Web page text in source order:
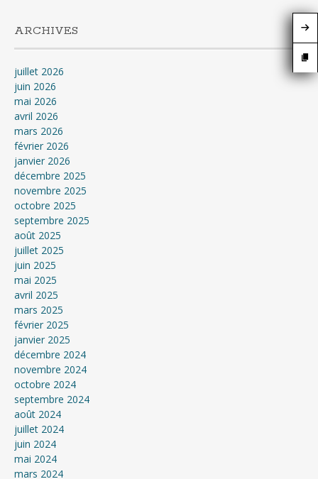
ARCHIVES
juillet 2026
juin 2026
mai 2026
avril 2026
mars 2026
février 2026
janvier 2026
décembre 2025
novembre 2025
octobre 2025
septembre 2025
août 2025
juillet 2025
juin 2025
mai 2025
avril 2025
mars 2025
février 2025
janvier 2025
décembre 2024
novembre 2024
octobre 2024
septembre 2024
août 2024
juillet 2024
juin 2024
mai 2024
mars 2024